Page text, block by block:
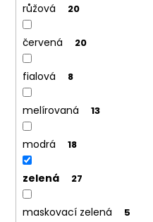
růžová 20
červená 20
fialová 8
melírovaná 13
modrá 18
zelená 27
maskovací zelená 5